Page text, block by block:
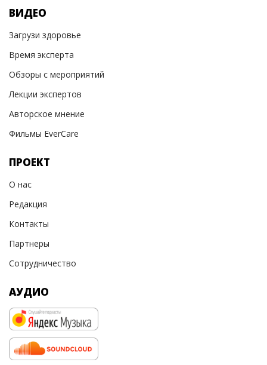
ВИДЕО
Загрузи здоровье
Время эксперта
Обзоры с мероприятий
Лекции экспертов
Авторское мнение
Фильмы EverCare
ПРОЕКТ
О нас
Редакция
Контакты
Партнеры
Сотрудничество
АУДИО